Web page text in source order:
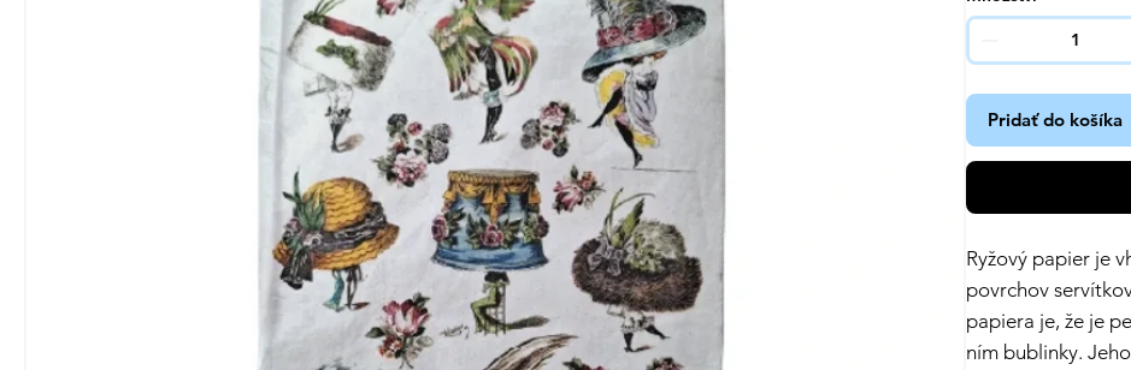
Pridať do košíka
Ryžový papier je
povrchov
papiera je, že je
ním bublinky.